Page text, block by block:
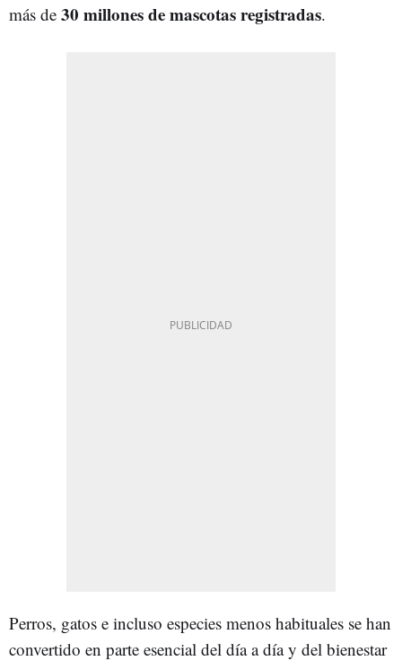
más de 30 millones de mascotas registradas.
Perros, gatos e incluso especies menos habituales se han
convertido en parte esencial del día a día y del bienestar